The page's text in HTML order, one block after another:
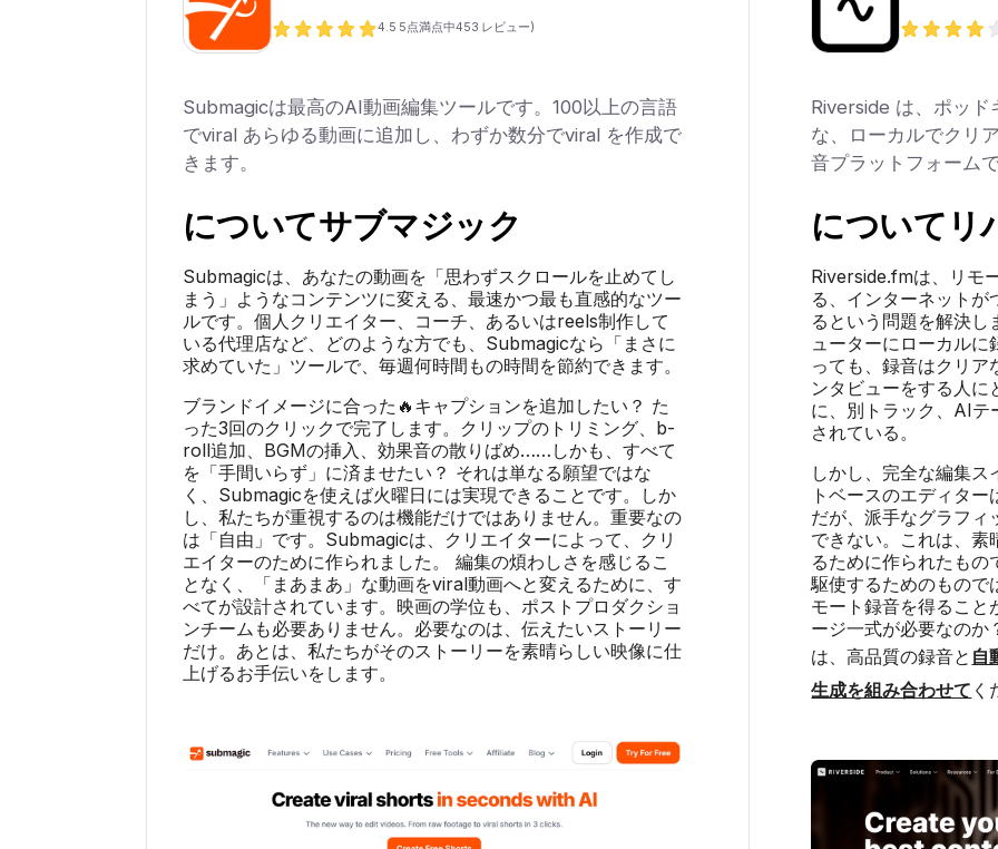
4.5 5点満点中453 レビュー)
Submagicは最高のAI動画編集ツールです。100以上の言語
でviral あらゆる動画に追加し、わずか数分でviral を作成で
きます。
についてサブマジック
Submagicは、あなたの動画を「思わずスクロールを止めてし
まう」ようなコンテンツに変える、最速かつ最も直感的なツー
ルです。個人クリエイター、コーチ、あるいはreels制作して
いる代理店など、どのような方でも、Submagicなら「まさに
求めていた」ツールで、毎週何時間もの時間を節約できます。
ブランドイメージに合った🔥キャプションを追加したい？ た
った3回のクリックで完了します。クリップのトリミング、b-
roll追加、BGMの挿入、効果音の散りばめ……しかも、すべて
を「手間いらず」に済ませたい？ それは単なる願望ではな
く、Submagicを使えば火曜日には実現できることです。しか
し、私たちが重視するのは機能だけではありません。重要なの
は「自由」です。Submagicは、クリエイターによって、クリ
エイターのために作られました。 編集の煩わしさを感じるこ
となく、「まあまあ」な動画をviral動画へと変えるために、す
べてが設計されています。映画の学位も、ポストプロダクショ
ンチームも必要ありません。必要なのは、伝えたいストーリー
だけ。あとは、私たちがそのストーリーを素晴らしい映像に仕
上げるお手伝いをします。
Riverside は、ポッ
な、ローカルでクリ
音プラットフォーム
について リ
Riverside.fmは、リモ
る、インターネット
るという問題を解決
ューターにローカル
っても、録音はクリ
ンタビューをする人
に、別トラック、AIテ
されている。
しかし、完全な編集
トベースのエディタ
だが、派手なグラフィ
できない。これは、素
るために作られたも
駆使するためのもので
モート録音を得ること
ージ一式が必要なのか
は、高品質の録音と 自
生成を組み合わせて く